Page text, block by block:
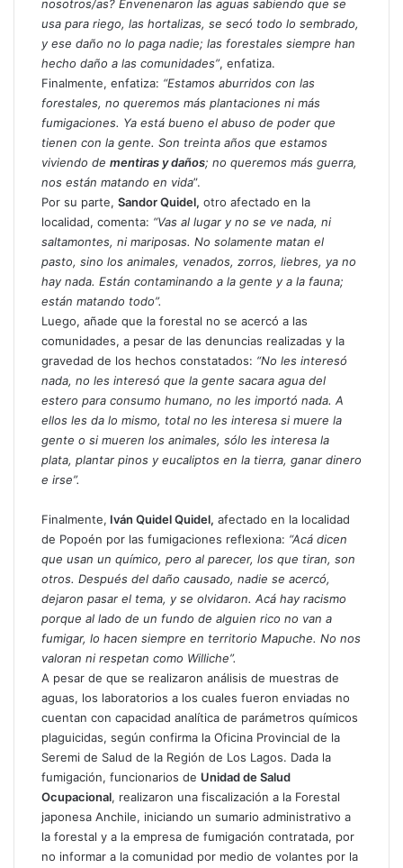
nosotros/as? Envenenaron las aguas sabiendo que se
usa para riego, las hortalizas, se secó todo lo sembrado,
y ese daño no lo paga nadie; las forestales siempre han
hecho daño a las comunidades”, enfatiza.
Finalmente, enfatiza: “Estamos aburridos con las
forestales, no queremos más plantaciones ni más
fumigaciones. Ya está bueno el abuso de poder que
tienen con la gente. Son treinta años que estamos
viviendo de mentiras y daños; no queremos más guerra,
nos están matando en vida”.
Por su parte, Sandor Quidel, otro afectado en la
localidad, comenta: “Vas al lugar y no se ve nada, ni
saltamontes, ni mariposas. No solamente matan el
pasto, sino los animales, venados, zorros, liebres, ya no
hay nada. Están contaminando a la gente y a la fauna;
están matando todo”.
Luego, añade que la forestal no se acercó a las
comunidades, a pesar de las denuncias realizadas y la
gravedad de los hechos constatados: “No les interesó
nada, no les interesó que la gente sacara agua del
estero para consumo humano, no les importó nada. A
ellos les da lo mismo, total no les interesa si muere la
gente o si mueren los animales, sólo les interesa la
plata, plantar pinos y eucaliptos en la tierra, ganar dinero
e irse”.
Finalmente, Iván Quidel Quidel, afectado en la localidad
de Popoén por las fumigaciones reflexiona: “Acá dicen
que usan un químico, pero al parecer, los que tiran, son
otros. Después del daño causado, nadie se acercó,
dejaron pasar el tema, y se olvidaron. Acá hay racismo
porque al lado de un fundo de alguien rico no van a
fumigar, lo hacen siempre en territorio Mapuche. No nos
valoran ni respetan como Williche”.
A pesar de que se realizaron análisis de muestras de
aguas, los laboratorios a los cuales fueron enviadas no
cuentan con capacidad analítica de parámetros químicos
plaguicidas, según confirma la Oficina Provincial de la
Seremi de Salud de la Región de Los Lagos. Dada la
fumigación, funcionarios de Unidad de Salud
Ocupacional, realizaron una fiscalización a la Forestal
japonesa Anchile, iniciando un sumario administrativo a
la forestal y a la empresa de fumigación contratada, por
no informar a la comunidad por medio de volantes por la